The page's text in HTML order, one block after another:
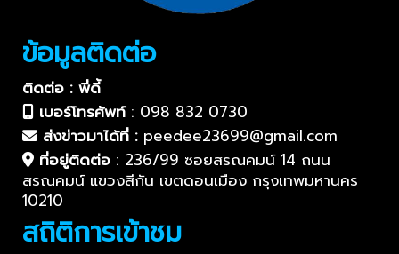
ข้อมูลติดต่อ
ติดต่อ : พี่ดี้
เบอร์โทรศัพท์: 098 832 0730
ส่งข่าวมาได้ที่ : peedee23699@gmail.com
ที่อยู่ติดต่อ : 236/99 ซอยสรณคมน์ 14 ถนน
สรณคมน์ แขวงสีกัน เขตดอนเมือง กรุงเทพมหานคร
10210
สถิติการเข้าชม